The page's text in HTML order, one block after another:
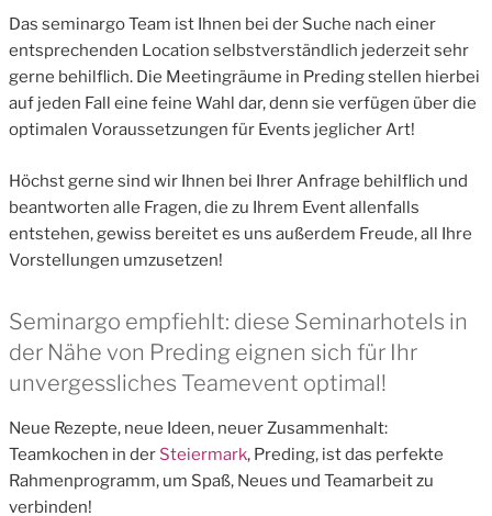
Das seminargo Team ist Ihnen bei der Suche nach einer
entsprechenden Location selbstverständlich jederzeit sehr
gerne behilflich. Die Meetingräume in Preding stellen hierbei
auf jeden Fall eine feine Wahl dar, denn sie verfügen über die
optimalen Voraussetzungen für Events jeglicher Art!
Höchst gerne sind wir Ihnen bei Ihrer Anfrage behilflich und
beantworten alle Fragen, die zu Ihrem Event allenfalls
entstehen, gewiss bereitet es uns außerdem Freude, all Ihre
Vorstellungen umzusetzen!
Seminargo empfiehlt: diese Seminarhotels in
der Nähe von Preding eignen sich für Ihr
unvergessliches Teamevent optimal!
Neue Rezepte, neue Ideen, neuer Zusammenhalt:
Teamkochen in der Steiermark, Preding, ist das perfekte
Rahmenprogramm, um Spaß, Neues und Teamarbeit zu
verbinden!